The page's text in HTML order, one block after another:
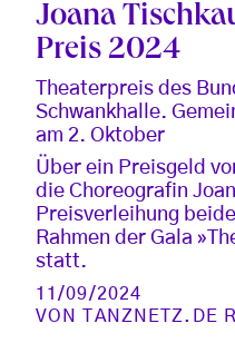
Joana
Preis 2024
Theaterpreis des
Schwankhalle.
am 2. Oktober
Über ein Preisgeld
die Choreografin
Preisverleihung
Rahmen der Gala
statt.
11/09/2024
VON
TANZNETZ.DE